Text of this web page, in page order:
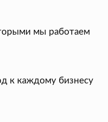
мы работаем
к каждому бизнесу